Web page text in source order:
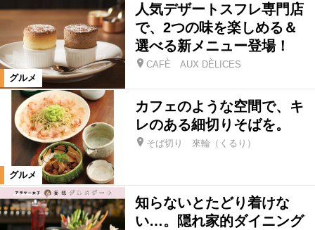
グルメ
人気デザートスフレ専門店
で、2つの味を楽しめる＆
選べる新メニュー登場！
CAFÈ AUX DÈLICES
グルメ
カフェのような空間で、キ
レのある細切りそばを。
そば切り 來輪（くるり）
知らないとたどり着けな
い…。隠れ家的ダイニング